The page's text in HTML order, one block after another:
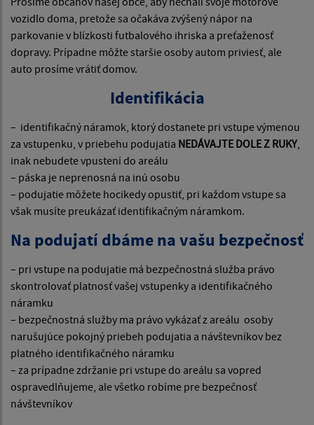
vozidlo doma, pretože sa očakáva zvýšený nápor na
parkovanie v blízkosti futbalového ihriska a preťaženosť
dopravy. Prípadne môžte staršie osoby autom priviesť, ale
auto prosíme vrátiť domov.
Identifikácia
– identifikačný náramok, ktorý dostanete pri vstupe výmenou
za vstupenku, v priebehu podujatia NEDÁVAJTE DOLE Z RUKY,
inak nebudete vpustení do areálu
– páska je neprenosná na inú osobu
– podujatie môžete hocikedy opustiť, pri každom vstupe sa
však musíte preukázať identifikačným náramkom.
Na podujatí dbáme na vašu bezpečnosť
– pri vstupe na podujatie má bezpečnostná služba právo
skontrolovať platnosť vašej vstupenky a identifikačného
náramku
– bezpečnostná služby ma právo vykázať z areálu osoby
narušujúce pokojný priebeh podujatia a návštevníkov bez
platného identifikačného náramku
– za prípadne zdržanie pri vstupe do areálu sa vopred
ospravedlňujeme, ale všetko robíme pre bezpečnosť
návštevníkov